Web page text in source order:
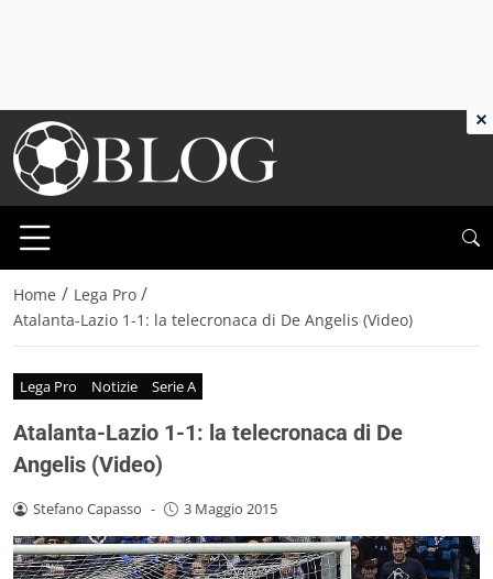
Home / Lega Pro /
Atalanta-Lazio 1-1: la telecronaca di De Angelis (Video)
Lega Pro Notizie Serie A
Atalanta-Lazio 1-1: la telecronaca di De
Angelis (Video)
Stefano Capasso - 3 Maggio 2015
×